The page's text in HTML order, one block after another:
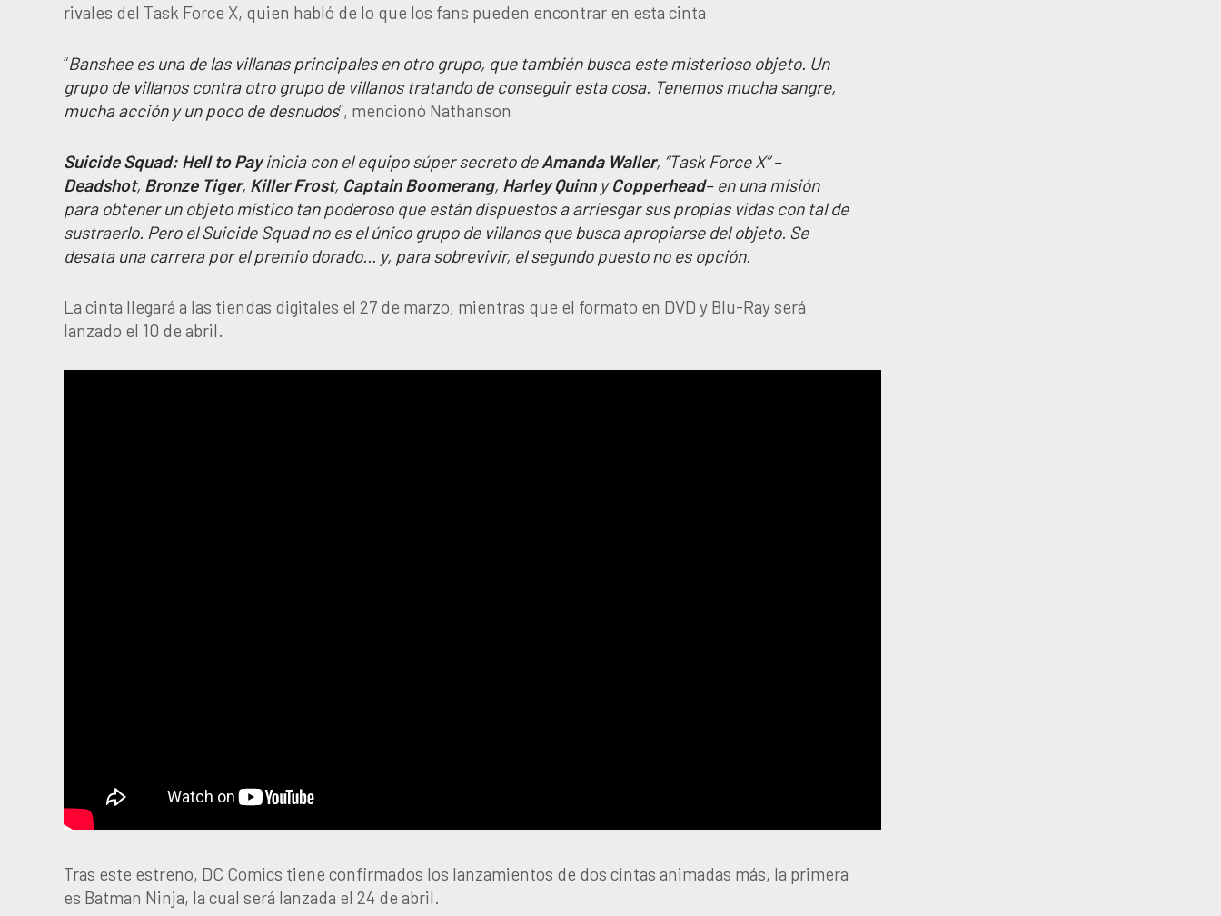
rivales del Task Force X, quien habló de lo que los fans pueden encontrar en esta cinta
“Banshee es una de las villanas principales en otro grupo, que también busca este misterioso objeto. Un
grupo de villanos contra otro grupo de villanos tratando de conseguir esta cosa. Tenemos mucha sangre,
mucha acción y un poco de desnudos”, mencionó Nathanson
Suicide Squad: Hell to Payinicia con el equipo súper secreto deAmanda Waller, “Task Force X” –
Deadshot, Bronze Tiger, Killer Frost, Captain Boomerang, Harley QuinnyCopperhead– en una misión
para obtener un objeto místico tan poderoso que están dispuestos a arriesgar sus propias vidas con tal de
sustraerlo. Pero el Suicide Squad no es el único grupo de villanos que busca apropiarse del objeto. Se
desata una carrera por el premio dorado… y, para sobrevivir, el segundo puesto no es opción.
La cinta llegará a las tiendas digitales el 27 de marzo, mientras que el formato en DVD y Blu-Ray será
lanzado el 10 de abril.
Tras este estreno, DC Comics tiene confirmados los lanzamientos de dos cintas animadas más, la primera
es Batman Ninja, la cual será lanzada el 24 de abril.